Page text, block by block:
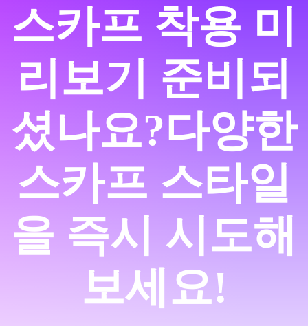
스카프 착용 미
리보기 준비되
셨나요?다양한
스카프 스타일
을 즉시 시도해
보세요!